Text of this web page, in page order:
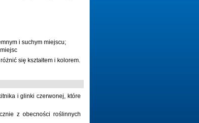
i suchym miejscu;
się kształtem i kolorem.
i glinki czerwonej, które
z obecności roślinnych